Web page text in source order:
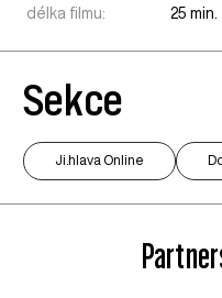
délka filmu:
25 min.
Sekce
Ji.hlava Online